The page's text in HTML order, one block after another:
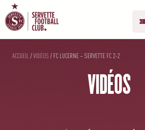
ACCUEIL /VIDÉOS /FC LUCERNE – SERVETTE FC 2-2
VIDÉOS